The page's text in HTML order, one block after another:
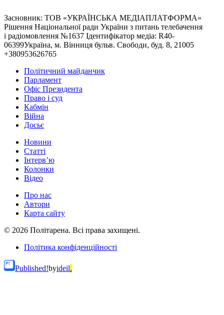
Засновник: ТОВ «УКРАЇНСЬКА МЕДІАПЛАТФОРМА»
Рішення Національної ради України з питань телебачення
і радіомовлення №1637 Ідентифікатор медіа: R40-
06399Україна, м. Вінниця бульв. Свободи, буд. 8, 21005
+380953626765
Політичний майданчик
Парламент
Офіс Президента
Право і суд
Кабмін
Війна
Досьє
Новини
Статті
Інтерв’ю
Колонки
Відео
Про нас
Автори
Карта сайту
© 2026 Політарена. Всі права захищені.
Політика конфіденційності
Published!byideil.